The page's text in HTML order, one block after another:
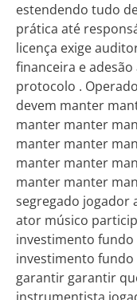
estendendo tudo
prática até
licença exige
financeira e
protocolo .
devem manter
manter manter
manter manter
manter manter
manter manter
segregado
ator músico
investimento
investimento
garantir garantir